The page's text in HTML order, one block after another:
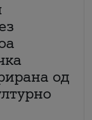
од